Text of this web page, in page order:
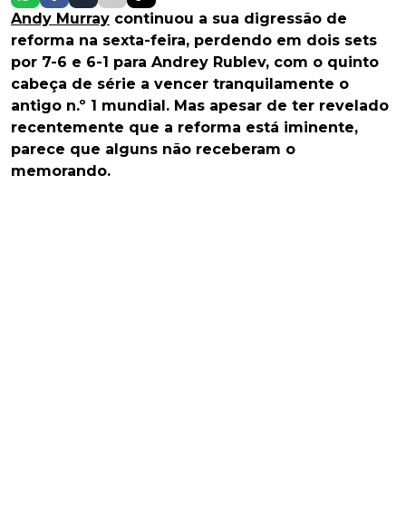
Andy Murray continuou a sua digressão de
reforma na sexta-feira, perdendo em dois sets
por 7-6 e 6-1 para Andrey Rublev, com o quinto
cabeça de série a vencer tranquilamente o
antigo n.º 1 mundial. Mas apesar de ter revelado
recentemente que a reforma está iminente,
parece que alguns não receberam o
memorando.